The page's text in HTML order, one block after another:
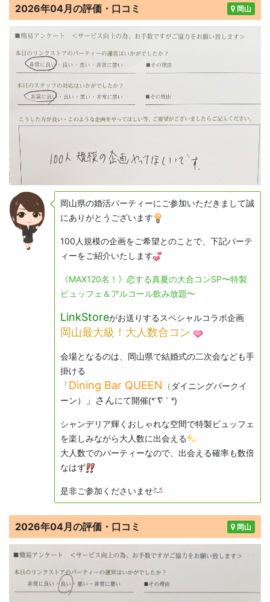
岡山
2026年04月の評価・口コミ
岡山県の婚活パーティーにご参加いただきまして誠
にありがとうございます
100人規模の企画をご希望とのことで、下記パーテ
ィーをご紹介いたします
《MAX120名！》恋する真夏の大合コンSP〜特製
ビュッフェ＆アルコール飲み放題〜
LinkStoreがお送りするスペシャルコラボ企画
岡山最大級！大人数合コン
会場となるのは、
岡山県で結婚式の二次会なども手
掛ける
「Dining Bar QUEEN （ ダイニングバークイ
ーン）
」さんにて開催(*´∇｀*)
シャンデリア輝くおしゃれな空間で特製ビュッフェ
を楽しみながら大人数に出会える
大人数でのパーティーなので、出会える確率も数倍
なはず
是非ご参加くださいませ
岡山
2026年04月の評価・口コミ